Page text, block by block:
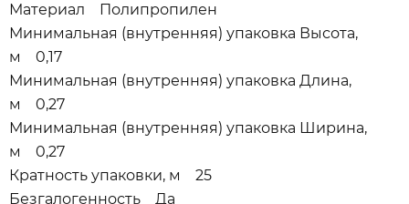
Материал Полипропилен
Минимальная (внутренняя) упаковка Высота,
м 0,17
Минимальная (внутренняя) упаковка Длина,
м 0,27
Минимальная (внутренняя) упаковка Ширина,
м 0,27
Кратность упаковки, м 25
Безгалогенность Да